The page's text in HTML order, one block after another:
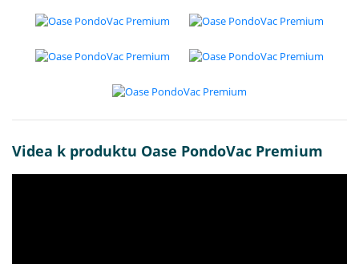
Videa k produktu Oase PondoVac Premium